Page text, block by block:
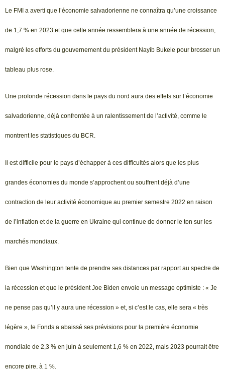
Le FMI a averti que l’économie salvadorienne ne connaîtra qu’une croissance
de 1,7 % en 2023 et que cette année ressemblera à une année de récession,
malgré les efforts du gouvernement du président Nayib Bukele pour brosser un
tableau plus rose.
Une profonde récession dans le pays du nord aura des effets sur l’économie
salvadorienne, déjà confrontée à un ralentissement de l’activité, comme le
montrent les statistiques du BCR.
Il est difficile pour le pays d’échapper à ces difficultés alors que les plus
grandes économies du monde s’approchent ou souffrent déjà d’une
contraction de leur activité économique au premier semestre 2022 en raison
de l’inflation et de la guerre en Ukraine qui continue de donner le ton sur les
marchés mondiaux.
Bien que Washington tente de prendre ses distances par rapport au spectre de
la récession et que le président Joe Biden envoie un message optimiste : « Je
ne pense pas qu’il y aura une récession » et, si c’est le cas, elle sera « très
légère », le Fonds a abaissé ses prévisions pour la première économie
mondiale de 2,3 % en juin à seulement 1,6 % en 2022, mais 2023 pourrait être
encore pire, à 1 %.